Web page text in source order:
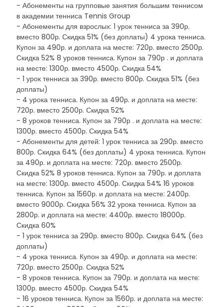
- Абонементы на групповые занятия большим теннисом
в академии тенниса Tennis Group
- Абонементы для взрослых: 1 урок тенниса за 390р.
вместо 800р. Скидка 51% (без доплаты) 4 урока тенниса.
Купон за 490р. и доплата на месте: 720р. вместо 2500р.
Скидка 52% 8 уроков тенниса. Купон за 790р . и доплата
на месте: 1300р. вместо 4500р. Скидка 54%
- 1 урок тенниса за 390р. вместо 800р. Скидка 51% (без
доплаты)
- 4 урока тенниса. Купон за 490р. и доплата на месте:
720р. вместо 2500р. Скидка 52%
- 8 уроков тенниса. Купон за 790р . и доплата на месте:
1300р. вместо 4500р. Скидка 54%
- Абонементы для детей: 1 урок тенниса за 290р. вместо
800р. Скидка 64% (без доплаты) 4 урока тенниса. Купон
за 490р. и доплата на месте: 720р. вместо 2500р.
Скидка 52% 8 уроков тенниса. Купон за 790р. и доплата
на месте: 1300р. вместо 4500р. Скидка 54% 16 уроков
тенниса. Купон за 1560р. и доплата на месте: 2400р.
вместо 9000р. Скидка 56% 32 урока тенниса. Купон за
2800р. и доплата на месте: 4400р. вместо 18000р.
Скидка 60%
- 1 урок тенниса за 290р. вместо 800р. Скидка 64% (без
доплаты)
- 4 урока тенниса. Купон за 490р. и доплата на месте:
720р. вместо 2500р. Скидка 52%
- 8 уроков тенниса. Купон за 790р. и доплата на месте:
1300р. вместо 4500р. Скидка 54%
- 16 уроков тенниса. Купон за 1560р. и доплата на месте: